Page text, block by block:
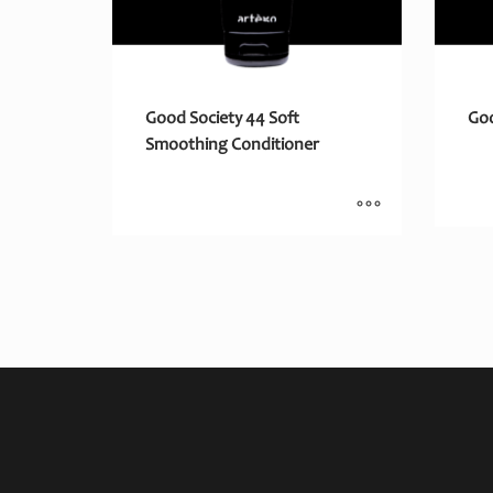
Good Society 44 Soft
Smoothing Conditioner